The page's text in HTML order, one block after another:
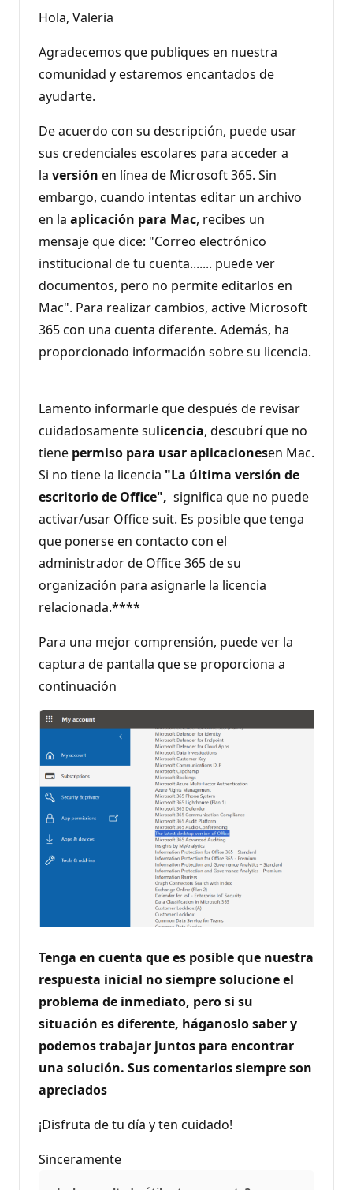
Hola, Valeria
Agradecemos que publiques en nuestra
comunidad y estaremos encantados de
ayudarte.
De acuerdo con su descripción, puede usar
sus credenciales escolares para acceder a
la versión en línea de Microsoft 365. Sin
embargo, cuando intentas editar un archivo
en la aplicación para Mac, recibes un
mensaje que dice: "Correo electrónico
institucional de tu cuenta....... puede ver
documentos, pero no permite editarlos en
Mac". Para realizar cambios, active Microsoft
365 con una cuenta diferente. Además, ha
proporcionado información sobre su licencia.
Lamento informarle que después de revisar
cuidadosamente sulicencia, descubrí que no
tiene permiso para usar aplicacionesen Mac.
Si no tiene la licencia "La última versión de
escritorio de Office", significa que no puede
activar/usar Office suit. Es posible que tenga
que ponerse en contacto con el
administrador de Office 365 de su
organización para asignarle la licencia
relacionada.****
Para una mejor comprensión, puede ver la
captura de pantalla que se proporciona a
continuación
Tenga en cuenta que es posible que nuestra
respuesta inicial no siempre solucione el
problema de inmediato, pero si su
situación es diferente, háganoslo saber y
podemos trabajar juntos para encontrar
una solución. Sus comentarios siempre son
apreciados
¡Disfruta de tu día y ten cuidado!
Sinceramente